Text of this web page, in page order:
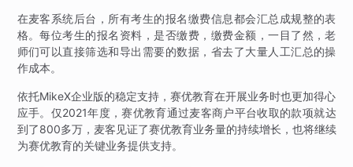
在麦客系统后台，所有考生的报名缴费信息都会汇总成规整的表
格。每位考生的报名资料，是否缴费，缴费金额，一目了然，老
师们可以直接筛选和导出需要的数据，省去了大量人工汇总的操
作成本。
依托MikeX企业版的稳定支持，赛优教育在开展业务时也更加得心
应手。仅2021年度，赛优教育通过麦客商户平台收取的款项就达
到了800多万，麦客见证了赛优教育业务量的持续增长，也将继续
为赛优教育的关键业务提供支持。